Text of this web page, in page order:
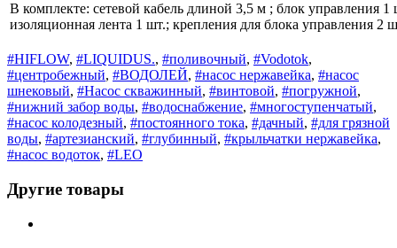
В комплекте: сетевой кабель длиной 3,5 м ; блок управления
изоляционная лента 1 шт.; крепления для блока управления 2
#HIFLOW, #LIQUIDUS., #поливочный, #Vodotok,
#центробежный, #ВОДОЛЕЙ, #насос нержавейка, #насос
шнековый, #Насос скважинный, #винтовой, #погружной,
#нижний забор воды, #водоснабжение, #многоступенчатый,
#насос колодезный, #постоянного тока, #дачный, #для грязной
воды, #артезианский, #глубинный, #крыльчатки нержавейка,
#насос водоток, #LEO
Другие товары